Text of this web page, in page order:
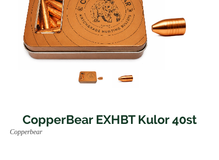
CopperBear EXHBT Kulor 40st
Copperbear